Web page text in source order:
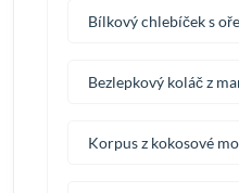
Bílkový chlebíček s
Bezlepkový koláč z
Korpus z kokosové